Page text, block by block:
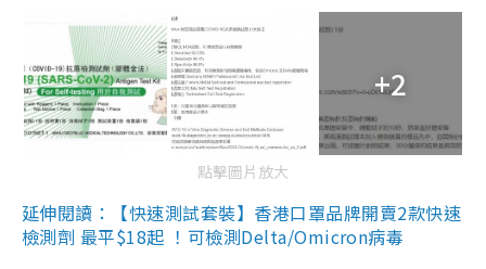
+2
點擊圖片放大
延伸閱讀：【快速測試套裝】香港口罩品牌開賣2款快速
檢測劑 最平$18起 ！可檢測Delta/Omicron病毒